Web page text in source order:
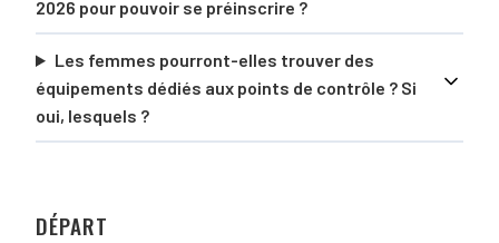
2026 pour pouvoir se préinscrire ?
Les femmes pourront-elles trouver des
équipements dédiés aux points de contrôle ? Si
oui, lesquels ?
DÉPART